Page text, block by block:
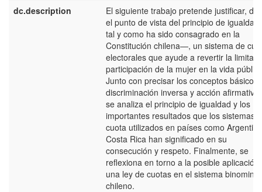
dc.description
El siguiente trabajo pretende justificar,
el punto de vista del principio de
tal y como ha sido consagrado en la
Constitución chilena—, un sistema de
electorales que ayude a revertir la
participación de la mujer en la vida
Junto con precisar los conceptos básicos
discriminación inversa y acción afirmativa,
se analiza el principio de igualdad y los
importantes resultados que los sistemas
cuota utilizados en países como
Costa Rica han significado en su
consecución y respeto. Finalmente, se
reflexiona en torno a la posible aplicación
una ley de cuotas en el sistema binominal
chileno.